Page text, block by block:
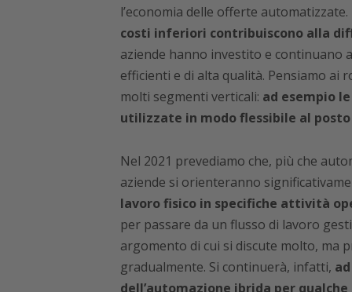
l’economia delle offerte automatizzate.
costi inferiori contribuiscono alla
aziende hanno investito e continuano
efficienti e di alta qualità. Pensiamo
molti segmenti verticali: ad esempio
utilizzate in modo flessibile al posto
Nel 2021 prevediamo che, più che
aziende si orienteranno
lavoro fisico in specifiche attività
per passare da un flusso di lavoro
argomento di cui si discute molto, ma
gradualmente. Si continuerà, infatti,
dell’automazione ibrida per